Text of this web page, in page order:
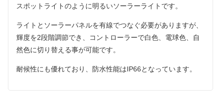
スポットライトのように明るいソーラーライトです。
ライトとソーラーパネルを有線でつなぐ必要がありますが、
輝度を2段階調節でき、コントローラーで白色、電球色、自
然色に切り替える事が可能です。
耐候性にも優れており、防水性能はIP66となっています。